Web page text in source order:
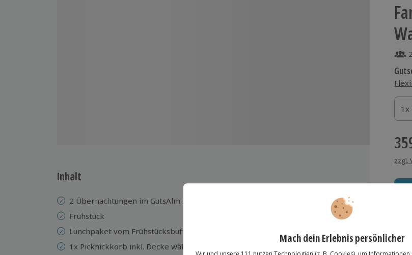
1x
1x
zzgl.
Inhalt
2 Übernachtungen im GutsAlm Zimmer in der GutsAlm Harlachberg
Frühstück
Lunchpaket vom Frühstücksbuffet
1x Picknickkorb inkl. Decke während des Aufenthalts